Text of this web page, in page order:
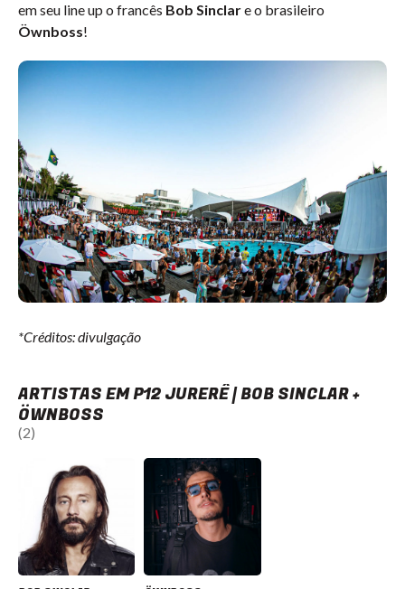
em seu line up o francês Bob Sinclare o brasileiro
Öwnboss!
*Créditos: divulgação
ARTISTAS EM P12 JURERÊ | BOB SINCLAR +
ÖWNBOSS
(2)